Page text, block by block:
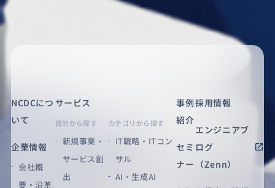
NCDCにつ
いて
企業情報
会社概
要・沿革
サービス
目的から探す
新規事業・
サービス創
出
カテゴリから探す
IT戦略・ITコン
サル
AI・生成AI
事例
紹介
セミ
ナー
採用情報
エンジニアブ
ログ
（Zenn）